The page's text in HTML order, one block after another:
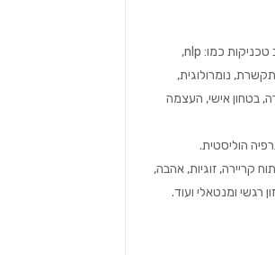
רון תמיר – מטפלת רגשית, מטפלת בעזרת פסיכותרפיה וטיפול רגשי פרטני בשילוב טכניקות כמו: nlp,
נומרולוגית,
בטחון אישי, העצמה
הוליסטית.
קריירה, זוגיות, אהבה,
רגשי ומנטאלי ועוד.